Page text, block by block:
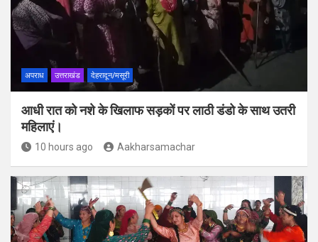
अपराध उत्तराखंड देहरादून/मसूरी
आधी रात को नशे के खिलाफ सड़कों पर लाठी डंडो के साथ उतरी
महिलाएं।
10 hours ago Aakharsamachar